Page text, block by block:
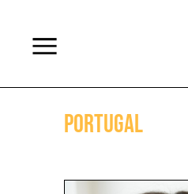
Portugal